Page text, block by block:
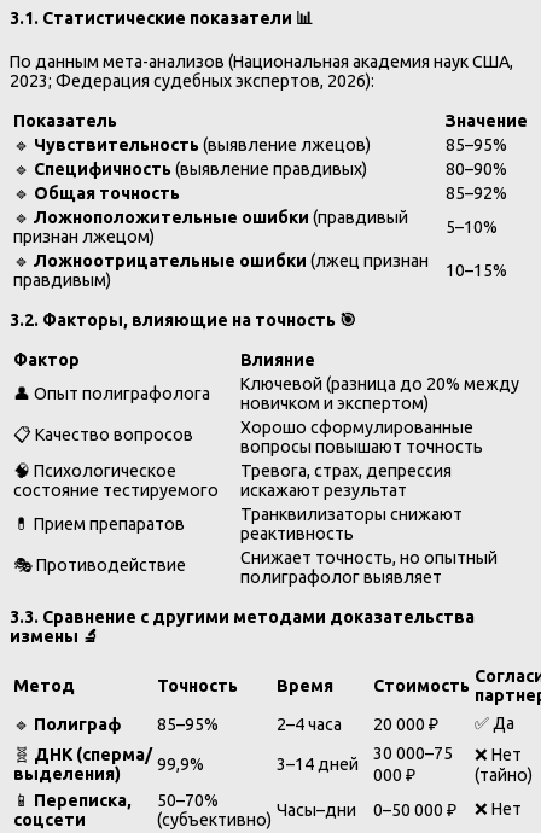
3.1. Статистические показатели 📊
По данным мета-анализов (Национальная академия наук США,
2023; Федерация судебных экспертов, 2026):
Показатель
Значение
🔹 Чувствительность (выявление лжецов)
85–95%
🔹 Специфичность (выявление правдивых)
80–90%
🔹 Общая точность
85–92%
🔹 Ложноположительные ошибки (правдивый
признан лжецом)
5–10%
🔹 Ложноотрицательные ошибки (лжец признан
правдивым)
10–15%
3.2. Факторы, влияющие на точность 🎯
Фактор
Влияние
👤 Опыт полиграфолога
Ключевой (разница до 20% между
новичком и экспертом)
📋 Качество вопросов
Хорошо сформулированные
вопросы повышают точность
🧠 Психологическое
состояние тестируемого
Тревога, страх, депрессия
искажают результат
💊 Прием препаратов
Транквилизаторы снижают
реактивность
🎭 Противодействие
Снижает точность, но опытный
полиграфолог выявляет
3.3. Сравнение с другими методами доказательства
измены 🔬
Метод Точность Время Стоимость
🔹 Полиграф 85–95% 2–4 часа 20 000 ₽
✅ Да
🧬 ДНК (сперма/
выделения)
99,9% 3–14 дней
30 000–75
000 ₽
❌ Нет
(тайно)
📱 Переписка,
соцсети
50–70%
(субъективно) Часы–дни 0–50 000 ₽
❌ Нет